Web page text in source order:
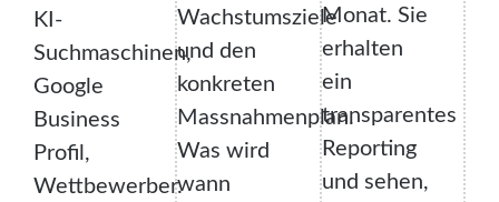
KI-
Suchmaschinen,
Google
Business
Profil,
Wettbewerber.
Wachstumsziele
und den
konkreten
Massnahmenplan.
Was wird
wann
Monat. Sie
erhalten
ein
transparentes
Reporting
und sehen,